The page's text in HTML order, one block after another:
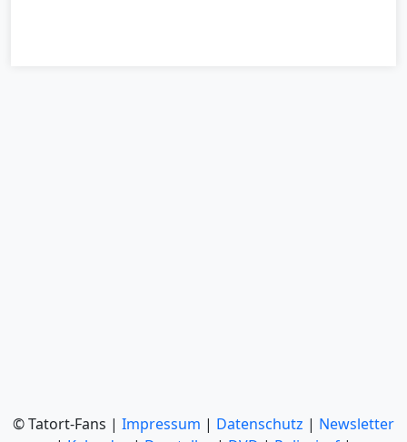
© Tatort-Fans | Impressum | Datenschutz | Newsletter